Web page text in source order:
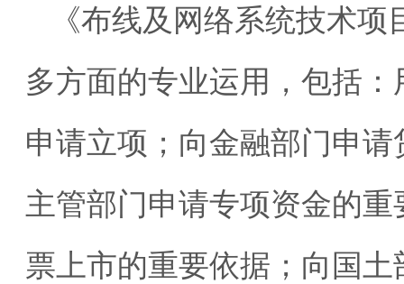
《布线及网络系统技术
多方面的专业运用，包括
申请立项；向金融部门申
主管部门申请专项资金的
票上市的重要依据；向国